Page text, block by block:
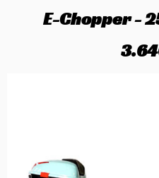
E-Chopper -